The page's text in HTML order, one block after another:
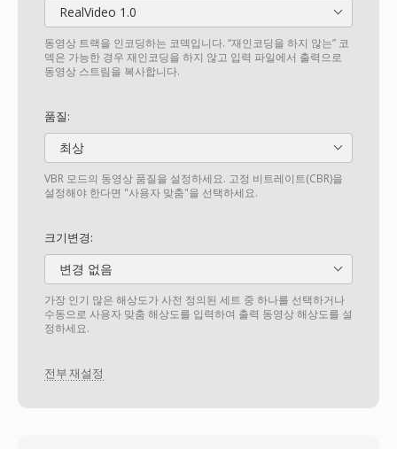
RealVideo 1.0
동영상 트랙을 인코딩하는 코덱입니다. “재인코딩을 하지 않는” 코
덱은 가능한 경우 재인코딩을 하지 않고 입력 파일에서 출력으로
동영상 스트림을 복사합니다.
품질:
최상
VBR 모드의 동영상 품질을 설정하세요. 고정 비트레이트(CBR)을
설정해야 한다면 "사용자 맞춤"을 선택하세요.
크기변경:
변경 없음
가장 인기 많은 해상도가 사전 정의된 세트 중 하나를 선택하거나
수동으로 사용자 맞춤 해상도를 입력하여 출력 동영상 해상도를 설
정하세요.
전부 재설정